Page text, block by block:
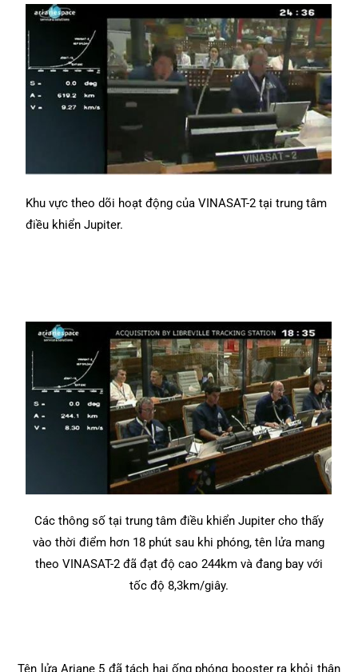
Khu vực theo dõi hoạt động của VINASAT-2 tại trung tâm
điều khiển Jupiter.
Các thông số tại trung tâm điều khiển Jupiter cho thấy
vào thời điểm hơn 18 phút sau khi phóng, tên lửa mang
theo VINASAT-2 đã đạt độ cao 244km và đang bay với
tốc độ 8,3km/giây.
Tên lửa Ariane 5 đã tách hai ống phóng booster ra khỏi thân